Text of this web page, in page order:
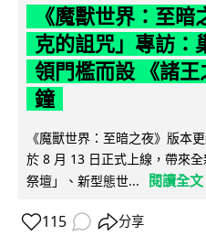
《魔獸世界：至
克的詛咒」專訪：
領門檻而設 《諸
鐘
《魔獸世界：至暗之夜》版本
於 8 月 13 日正式上線，帶來
祭壇」、新型態世...
閱讀全文
115 分享